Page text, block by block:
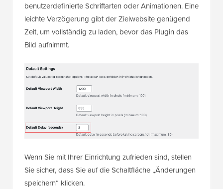
benutzerdefinierte Schriftarten oder Animationen. Eine
leichte Verzögerung gibt der Zielwebsite genügend
Zeit, um vollständig zu laden, bevor das Plugin das
Bild aufnimmt.
Wenn Sie mit Ihrer Einrichtung zufrieden sind, stellen
Sie sicher, dass Sie auf die Schaltfläche „Änderungen
speichern“ klicken.